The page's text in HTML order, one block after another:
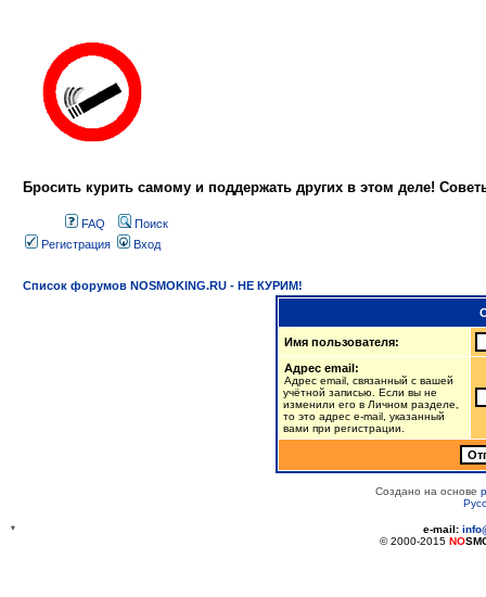
Бросить курить самому и поддержать других в этом деле!
FAQ
Поиск
Регистрация
Вход
Список форумов NOSMOKING.RU - НЕ КУРИМ!
Имя пользователя:
Адрес email:
Адрес email, связанный с вашей
учётной записью. Если вы не
изменили его в Личном разделе,
то это адрес e-mail, указанный
вами при регистрации.
Создано на основе
* e-mail:
© 2000-2015 NO